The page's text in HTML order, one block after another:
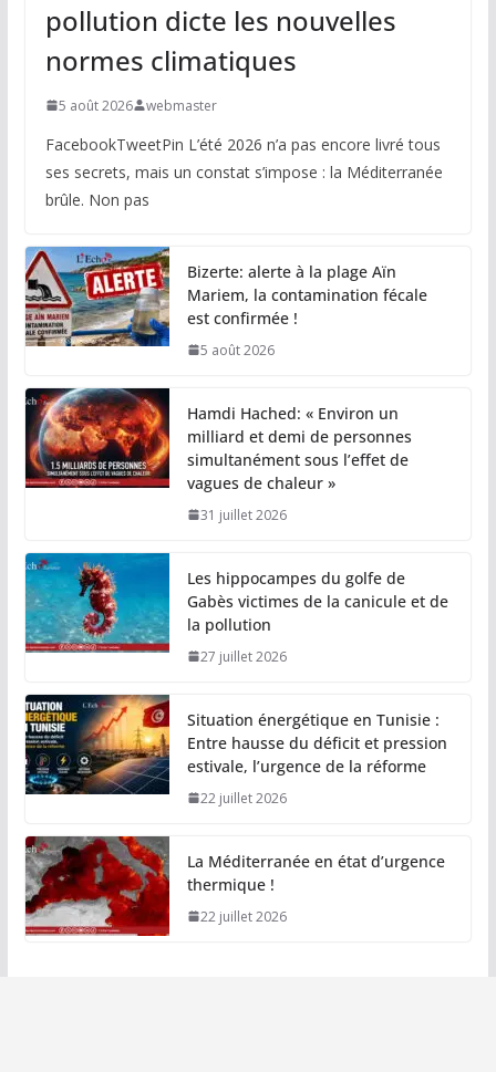
pollution dicte les nouvelles
normes climatiques
5 août 2026 webmaster
FacebookTweetPin L’été 2026 n’a pas encore livré tous
ses secrets, mais un constat s’impose : la Méditerranée
brûle. Non pas
Bizerte: alerte à la plage Aïn
Mariem, la contamination fécale
est confirmée !
5 août 2026
Hamdi Hached: « Environ un
milliard et demi de personnes
simultanément sous l’effet de
vagues de chaleur »
31 juillet 2026
Les hippocampes du golfe de
Gabès victimes de la canicule et de
la pollution
27 juillet 2026
Situation énergétique en Tunisie :
Entre hausse du déficit et pression
estivale, l’urgence de la réforme
22 juillet 2026
La Méditerranée en état d’urgence
thermique !
22 juillet 2026